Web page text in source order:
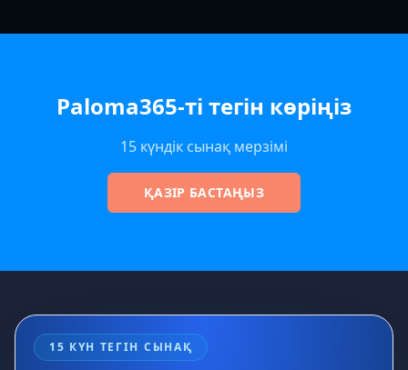
Paloma365-ті тегін көріңіз
15 күндік сынақ мерзімі
ҚАЗІР БАСТАҢЫЗ
15 КҮН ТЕГІН СЫНАҚ